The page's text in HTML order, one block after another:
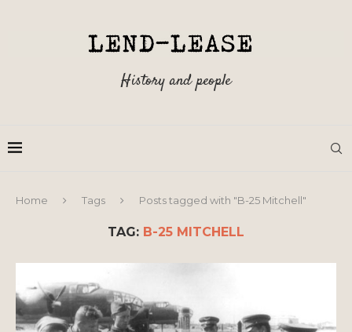
History and people
Home Tags Posts tagged with "B-25 Mitchell"
TAG: B-25 MITCHELL